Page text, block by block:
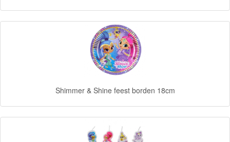
Forever
Shimmer & Shine feest borden 18cm